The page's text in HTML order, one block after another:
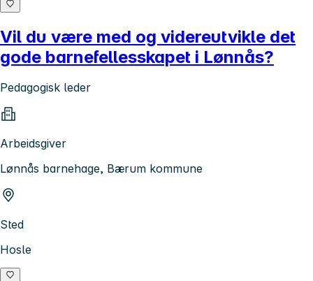
Vil du være med og videreutvikle det
gode barnefellesskapet i Lønnås?
Pedagogisk leder
Arbeidsgiver
Lønnås barnehage, Bærum kommune
Sted
Hosle